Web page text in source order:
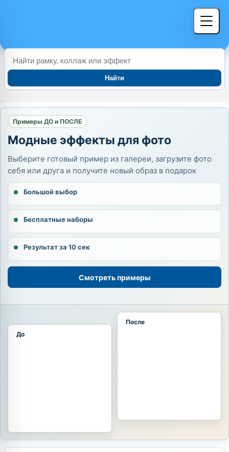
Найти
Примеры ДО и ПОСЛЕ
Модные эффекты для фото
Выберите готовый пример из галереи, загрузите фото
себя или друга и получите новый образ в подарок
Большой выбор
Бесплатные наборы
Результат за 10 сек
Смотреть примеры
До
После